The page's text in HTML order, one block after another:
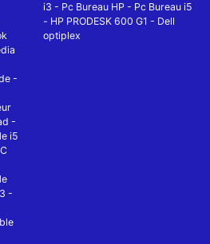
-
-
i5
-
i3 - Pc Bureau HP - Pc Bureau i5
- HP PRODESK 600 G1 - Dell
optiplex